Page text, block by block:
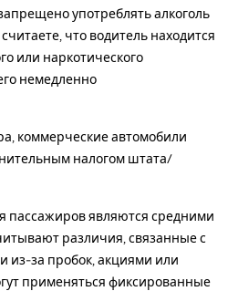
употреблять алкоголь
что водитель находится
или наркотического
немедленно
коммерческие автомобили
налогом штата/
пассажиров являются средними
различия, связанные с
из-за пробок, акциями или
применяться фиксированные